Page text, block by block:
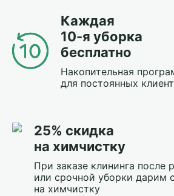
Каждая
10-я уборка
бесплатно
Накопительная
для постоянных
25% скидка
на химчистку
При заказе клининга после
или срочной уборки дарим
на химчистку